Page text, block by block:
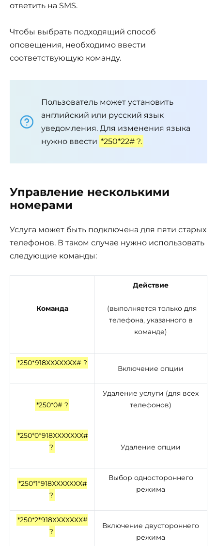
ответить на SMS.
Чтобы выбрать подходящий способ
оповещения, необходимо ввести
соответствующую команду.
Пользователь может установить
английский или русский язык
уведомления. Для изменения языка
нужно ввести *250*22# ?.
Управление несколькими
номерами
Услуга может быть подключена для пяти старых
телефонов. В таком случае нужно использовать
следующие команды:
Команда
Действие
(выполняется только для
телефона, указанного в
команде)
*250*918ХХХХХХХ# ?
Включение опции
*250*0# ?
Удаление услуги (для всех
телефонов)
*250*0*918ХХХХХХХ#
?
Удаление опции
*250*1*918ХХХХХХХ#
?
Выбор одностороннего
режима
*250*2*918ХХХХХХХ#
?
Включение двустороннего
режима